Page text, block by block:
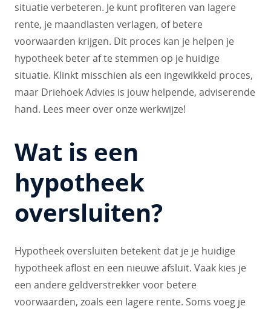
situatie verbeteren. Je kunt profiteren van lagere
rente, je maandlasten verlagen, of betere
voorwaarden krijgen. Dit proces kan je helpen je
hypotheek beter af te stemmen op je huidige
situatie. Klinkt misschien als een ingewikkeld proces,
maar Driehoek Advies is jouw helpende, adviserende
hand. Lees meer over onze werkwijze!
Wat is een
hypotheek
oversluiten?
Hypotheek oversluiten betekent dat je je huidige
hypotheek aflost en een nieuwe afsluit. Vaak kies je
een andere geldverstrekker voor betere
voorwaarden, zoals een lagere rente. Soms voeg je